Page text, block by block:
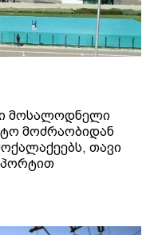
მოსალოდნელი
მოძრაობიდან
თავი